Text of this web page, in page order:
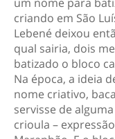
criando em São
Lebené deixou
qual sairia, dois
batizado o bloco
Na época, a ideia
nome criativo,
servisse de
crioula –